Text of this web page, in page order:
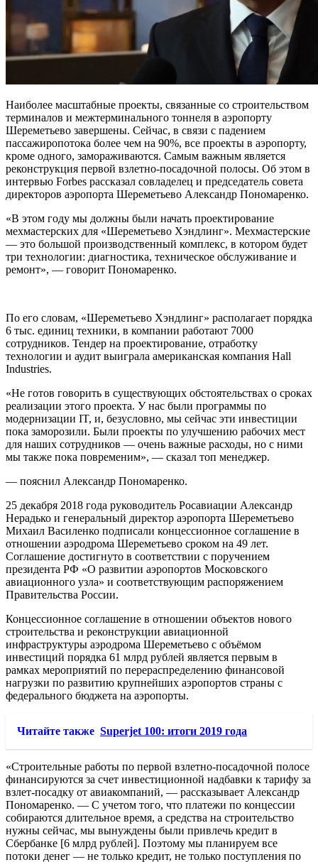
Наиболее масштабные проекты, связанные со строительством
терминалов и межтерминального тоннеля в аэропорту
Шереметьево завершены. Сейчас, в связи с падением
пассажиропотока более чем на 90%, все проекты в аэропорту,
кроме одного, замораживаются. Самым важным является
реконструкция первой взлетно-посадочной полосы. Об этом в
интервью Forbes рассказал совладелец и председатель совета
директоров аэропорта Шереметьево Александр Пономаренко.
«В этом году мы должны были начать проектирование
мехмастерских для «Шереметьево Хэндлинг». Мехмастерские
— это большой производственный комплекс, в котором будет
три технологии: диагностика, техническое обслуживание и
ремонт», — говорит Пономаренко.
По его словам, «Шереметьево Хэндлинг» располагает порядка
6 тыс. единиц техники, в компании работают 7000
сотрудников. Тендер на проектирование, отработку
технологии и аудит выиграла американская компания Hall
Industries.
«Не готов говорить в существующих обстоятельствах о сроках
реализации этого проекта. У нас были программы по
модернизации IT, и, безусловно, мы сейчас эти инвестиции
пока заморозили. Были проекты по улучшению рабочих мест
для наших сотрудников — очень важные расходы, но с ними
мы также пока повременим», — сказал топ менеджер.
— пояснил Александр Пономаренко.
25 декабря 2018 года руководитель Росавиации Александр
Нерадько и генеральный директор аэропорта Шереметьево
Михаил Василенко подписали концессионное соглашение в
отношении аэродрома Шереметьево сроком на 49 лет.
Соглашение достигнуто в соответствии с поручением
президента РФ «О развитии аэропортов Московского
авиационного узла» и соответствующим распоряжением
Правительства России.
Концессионное соглашение в отношении объектов нового
строительства и реконструкции авиационной
инфраструктуры аэродрома Шереметьево с объёмом
инвестиций порядка 61 млрд рублей является первым в
рамках мероприятий по перераспределению финансовой
нагрузки по развитию крупнейших аэропортов страны с
федерального бюджета на аэропорты.
Читайте также Superjet 100: итоги 2019 года
«Строительные работы по первой взлетно-посадочной полосе
финансируются за счет инвестиционной надбавки к тарифу за
взлет-посадку от авиакомпаний, — рассказывает Александр
Пономаренко. — С учетом того, что платежи по концессии
собираются длительное время, а средства на строительство
нужны сейчас, мы вынуждены были привлечь кредит в
Сбербанке [6 млрд рублей]. Поэтому мы планируем все
потоки денег — не только кредит, не только поступления по